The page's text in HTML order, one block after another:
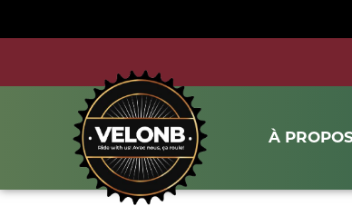
À